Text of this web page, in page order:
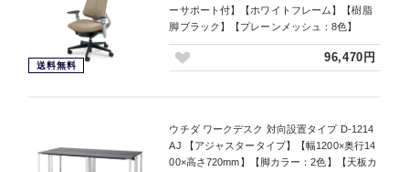
送料無料
ーサポート付】【ホワイトフレーム】【樹脂
脚ブラック】【プレーンメッシュ：8色】
96,470円
ウチダ ワークデスク 対向設置タイプ D-1214
AJ 【アジャスタータイプ】【幅1200×奥行14
00×高さ720mm】【脚カラー：2色】【天板カ